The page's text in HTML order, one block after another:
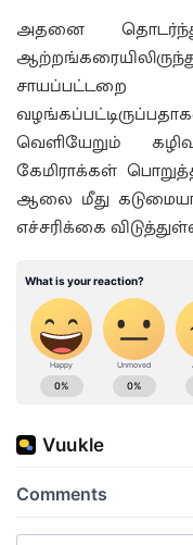
அதனை
வெளியேறும்
கேமிராக்கள்
ஆலை மீது
எச்சரிக்கை